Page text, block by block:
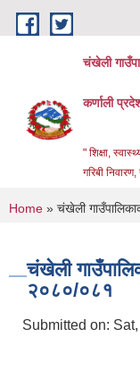
Skip to main content
चंखेली
कर्णाली
" शिक्षा,
गरिबी
You are
Home » चंखेली
चंखेली
२०८०/०८१
Submitted on: